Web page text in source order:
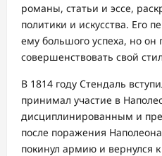
романы, статьи и эссе,
политики и искусства. Его
ему большого успеха, но он
совершенствовать свой
В 1814 году Стендаль
принимал участие в
дисциплинированным и
после поражения
покинул армию и вернулся